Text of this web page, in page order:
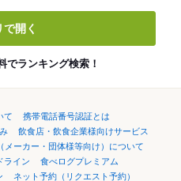
で開く
でランキング検索！
て
携帯電話番号認証とは
飲食店・飲食企業様向けサービス
メーカー・団体様等向け）について
ライン
食べログプレミアム
ネット予約（リクエスト予約）